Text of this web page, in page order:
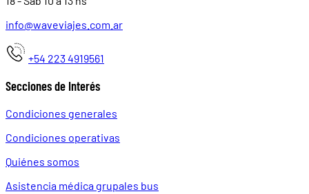
info@waveviajes.com.ar
+54 223 4919561
Secciones de Interés
Condiciones generales
Condiciones operativas
Quiénes somos
Asistencia médica grupales bus